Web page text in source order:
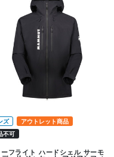
ズ
アウトレット商品
不可
フライト ハードシェル サーモ